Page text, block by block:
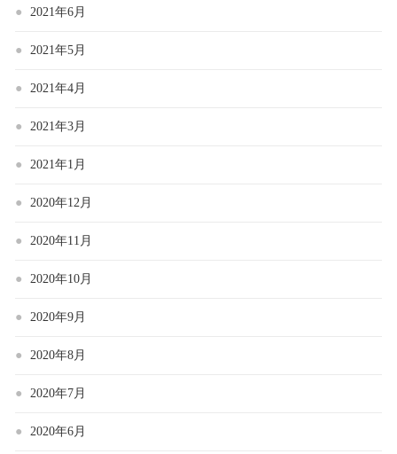
2021年6月
2021年5月
2021年4月
2021年3月
2021年1月
2020年12月
2020年11月
2020年10月
2020年9月
2020年8月
2020年7月
2020年6月